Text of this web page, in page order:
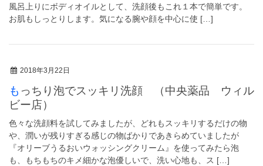
風呂上りにボディオイルとして、洗顔後もこれ１本で簡単です。
お肌もしっとりします。気になる腕や顔を中心に使 […]
2018年3月22日
もっちり泡でスッキリ洗顔 （中央薬品 ウィル
ビー店）
色々な洗顔料を試してみましたが、どれもスッキリするだけの物
や、潤いが残りすぎる感じの物ばかりであきらめていましたが
『オリーブうるおいウォッシングクリーム』を使ってみたら泡
も、もちもちのキメ細かな泡優しいで、洗い心地も、ス […]